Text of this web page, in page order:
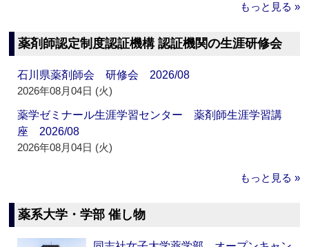
もっと見る »
薬剤師認定制度認証機構 認証機関の生涯研修会
石川県薬剤師会 研修会 2026/08
2026年08月04日 (火)
薬学ゼミナール生涯学習センター 薬剤師生涯学習講
座 2026/08
2026年08月04日 (火)
もっと見る »
薬系大学・学部 催し物